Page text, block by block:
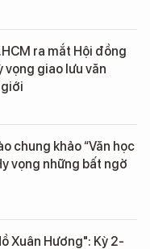
ra mắt Hội đồng
vọng giao lưu văn
chung khảo “Văn học
vọng những bất ngờ
Xuân Hương": Kỳ 2-